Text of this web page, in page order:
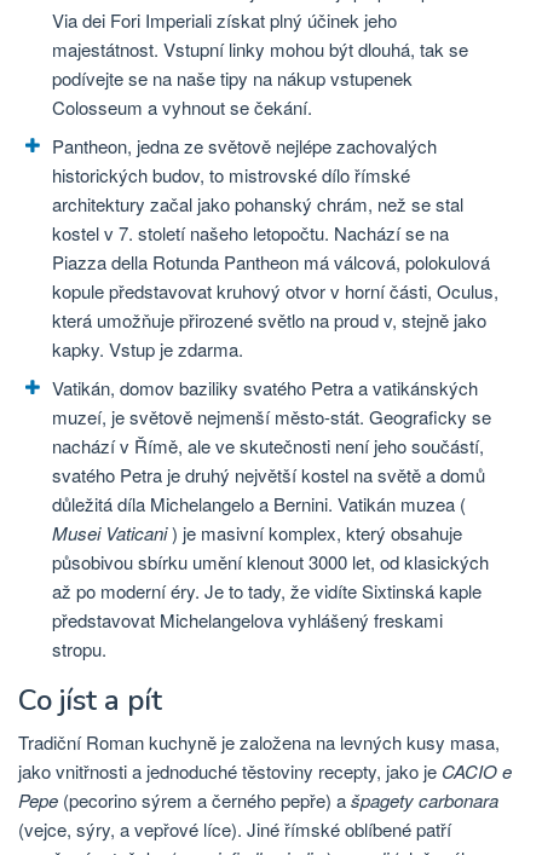
Via dei Fori Imperiali získat plný účinek jeho
majestátnost. Vstupní linky mohou být dlouhá, tak se
podívejte se na naše tipy na nákup vstupenek
Colosseum a vyhnout se čekání.
Pantheon, jedna ze světově nejlépe zachovalých
historických budov, to mistrovské dílo římské
architektury začal jako pohanský chrám, než se stal
kostel v 7. století našeho letopočtu. Nachází se na
Piazza della Rotunda Pantheon má válcová, polokulová
kopule představovat kruhový otvor v horní části, Oculus,
která umožňuje přirozené světlo na proud v, stejně jako
kapky. Vstup je zdarma.
Vatikán, domov baziliky svatého Petra a vatikánských
muzeí, je světově nejmenší město-stát. Geograficky se
nachází v Římě, ale ve skutečnosti není jeho součástí,
svatého Petra je druhý největší kostel na světě a domů
důležitá díla Michelangelo a Bernini. Vatikán muzea (
Musei Vaticani) je masivní komplex, který obsahuje
působivou sbírku umění klenout 3000 let, od klasických
až po moderní éry. Je to tady, že vidíte Sixtinská kaple
představovat Michelangelova vyhlášený freskami
stropu.
Co jíst a pít
Tradiční Roman kuchyně je založena na levných kusy masa,
jako vnitřnosti a jednoduché těstoviny recepty, jako je CACIO e
Pepe (pecorino sýrem a černého pepře) ašpagety carbonara
(vejce, sýry, a vepřové líce). Jiné římské oblíbené patří